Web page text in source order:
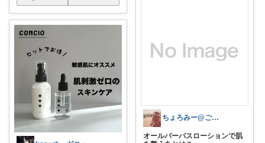
ちょろみー@ご購入ありがとうございます🙏
オールパーパスローションで肌